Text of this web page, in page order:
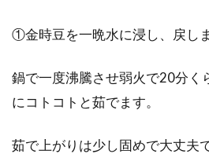
2018年にト
まるアメリカ
トランス脂肪酸は
①金時豆を一晩水に浸し、戻しま
鍋で一度沸騰させ弱火で20分く
にコトコトと茹でます。
茹で上がりは少し固めで大丈夫で